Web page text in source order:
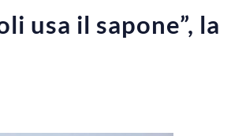
usa il sapone”, la